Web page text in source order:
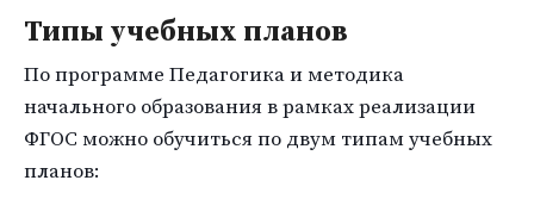
Типы учебных планов
По программе Педагогика и методика
начального образования в рамках реализации
ФГОС можно обучиться по двум типам учебных
планов: